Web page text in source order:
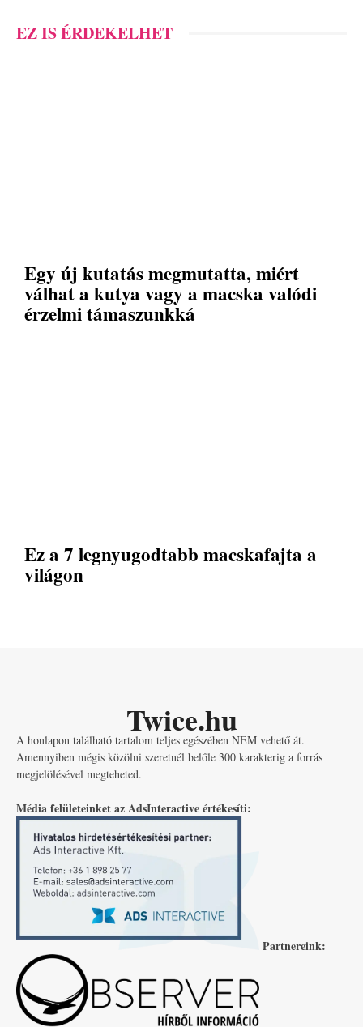
EZ IS ÉRDEKELHET
Egy új kutatás megmutatta, miért
válhat a kutya vagy a macska valódi
érzelmi támaszunkká
Ez a 7 legnyugodtabb macskafajta a
világon
Twice.hu
A honlapon található tartalom teljes egészében NEM vehető át.
Amennyiben mégis közölni szeretnél belőle 300 karakterig a forrás
megjelölésével megteheted.
Média felületeinket az AdsInteractive értékesíti:
Partnereink: